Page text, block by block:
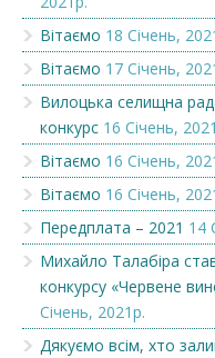
Вітаємо 18 Січень,
Вітаємо 17 Січень,
Вилоцька селищна
конкурс 16 Січень,
Вітаємо 16 Січень,
Вітаємо 16 Січень,
Передплата – 2021 14
Михайло Талабіра
конкурсу «Червене
Січень, 2021р.
Дякуємо всім, хто
Оголошення